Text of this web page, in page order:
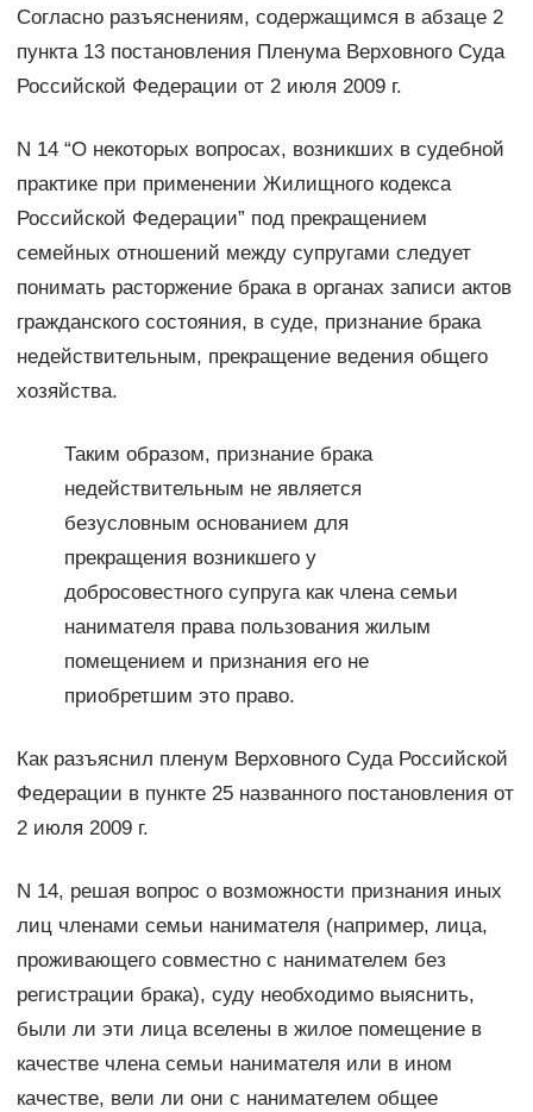
Согласно разъяснениям, содержащимся в абзаце 2
пункта 13 постановления Пленума Верховного Суда
Российской Федерации от 2 июля 2009 г.
N 14 “О некоторых вопросах, возникших в судебной
практике при применении Жилищного кодекса
Российской Федерации” под прекращением
семейных отношений между супругами следует
понимать расторжение брака в органах записи актов
гражданского состояния, в суде, признание брака
недействительным, прекращение ведения общего
хозяйства.
Таким образом, признание брака
недействительным не является
безусловным основанием для
прекращения возникшего у
добросовестного супруга как члена семьи
нанимателя права пользования жилым
помещением и признания его не
приобретшим это право.
Как разъяснил пленум Верховного Суда Российской
Федерации в пункте 25 названного постановления от
2 июля 2009 г.
N 14, решая вопрос о возможности признания иных
лиц членами семьи нанимателя (например, лица,
проживающего совместно с нанимателем без
регистрации брака), суду необходимо выяснить,
были ли эти лица вселены в жилое помещение в
качестве члена семьи нанимателя или в ином
качестве, вели ли они с нанимателем общее